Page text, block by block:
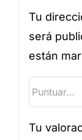
Tu
será
están
Tu